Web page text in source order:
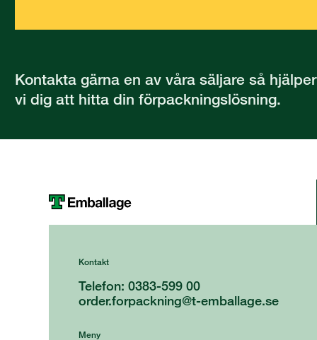
Kontakta gärna en av våra säljare så hjälper
vi dig att hitta din förpackningslösning.
Kontakt
Telefon: 0383-599 00
order.forpackning@t-emballage.se
Meny